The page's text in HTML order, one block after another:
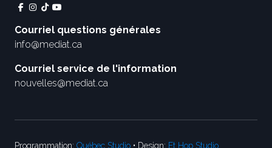
Courriel questions générales
info@mediat.ca
Courriel service de l'information
nouvelles@mediat.ca
Programmation: Québec Studio • Design: Et Hop Studio